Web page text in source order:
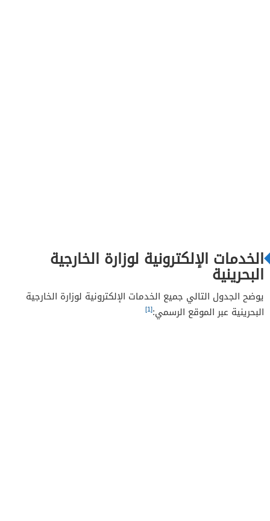
الخدمات الإلكترونية لوزارة الخارجية
البحرينية
يوضح الجدول التالي جميع الخدمات الإلكترونية لوزارة الخارجية
البحرينية عبر الموقع الرسمي:[1]